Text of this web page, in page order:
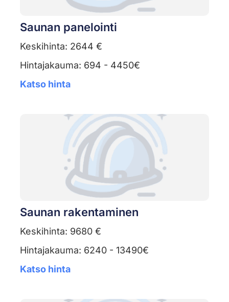
Saunan panelointi
Keskihinta: 2644 €
Hintajakauma: 694 - 4450€
Katso hinta
Saunan rakentaminen
Keskihinta: 9680 €
Hintajakauma: 6240 - 13490€
Katso hinta